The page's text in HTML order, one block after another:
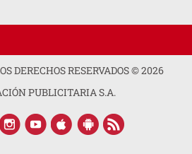
DERECHOS RESERVADOS ©2026
PUBLICITARIA S.A.